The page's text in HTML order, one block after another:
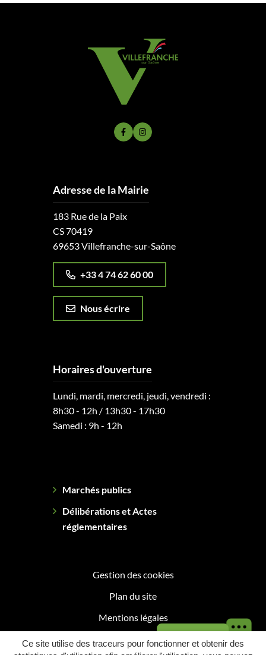
Ce site utilise des traceurs pour fonctionner et obtenir des
Lien vers le compte Facebook
Lien vers le compte Instagram
Adresse de la Mairie
183 Rue de la Paix
CS 70419
69653 Villefranche-sur-Saône
+33 4 74 62 60 00
Nous écrire
Horaires d'ouverture
Lundi, mardi, mercredi, jeudi, vendredi :
8h30 - 12h / 13h30 - 17h30
Samedi : 9h - 12h
Marchés publics
Délibérations et Actes
réglementaires
Gestion des cookies
Plan du site
Mentions légales
Politique de confidentialitéBesoin d'aide ?